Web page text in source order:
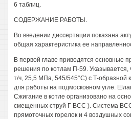
6 таблиц.
СОДЕРЖАНИЕ РАБОТЫ.
Во введении диссертации показана
общая характеристика ее
В первой главе приводятся основные
решения по котлам П-59. Указывается,
т/ч, 25,5 МПа, 545/545°С) с Т-образной
для работы на подмосковном угле.
Сжигание в котле организовано на
смещенных струй Г ВСС ). Система
прямоточных горелок и 4 воздушных